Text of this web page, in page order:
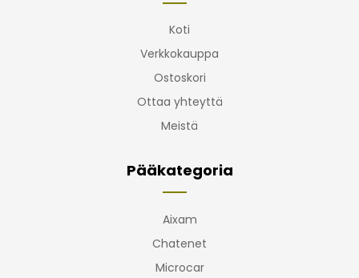
Koti
Verkkokauppa
Ostoskori
Ottaa yhteyttä
Meistä
Pääkategoria
Aixam
Chatenet
Microcar